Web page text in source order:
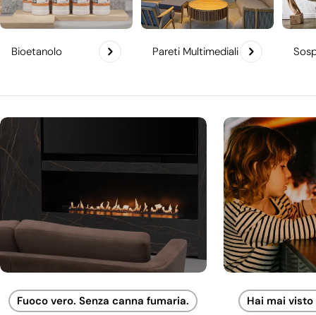
Bioetanolo Pareti Multimediali
Fuoco vero. Senza canna fumaria. Hai mai